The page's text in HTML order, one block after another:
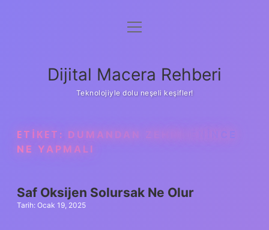
Anasayfa
Yasal Uyarı
menüyü
Dijital Macera Rehberi
Teknolojiyle dolu neşeli keşifler!
ETIKET: DUMANDAN ZEHIRLENINCE
NE YAPMALI
Saf Oksijen Solursak Ne Olur
Tarih: Ocak 19, 2025